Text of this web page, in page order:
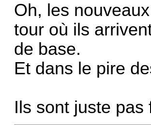
Oh, les
tour où ils
de base.
Et dans le pire
Ils sont juste pas